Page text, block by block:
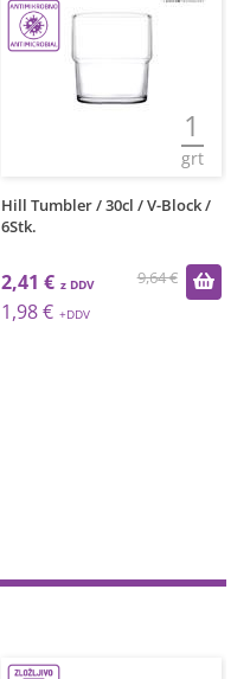
1
grt
Hill Tumbler / 30cl / V-Block /
6Stk.
9,64 €
2,41 €
1,98 €